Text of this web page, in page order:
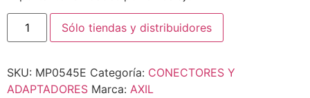
Sólo tiendas y distribuidores
SKU: MP0545E Categoría: CONECTORES Y
ADAPTADORES Marca: AXIL